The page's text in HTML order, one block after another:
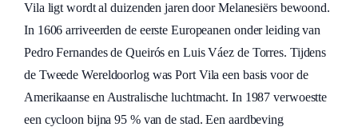
Vila ligt wordt al duizenden jaren door Melanesiërs bewoond.
In 1606 arriveerden de eerste Europeanen onder leiding van
Pedro Fernandes de Queirós en Luis Váez de Torres. Tijdens
de Tweede Wereldoorlog was Port Vila een basis voor de
Amerikaanse en Australische luchtmacht. In 1987 verwoestte
een cycloon bijna 95 % van de stad. Een aardbeving